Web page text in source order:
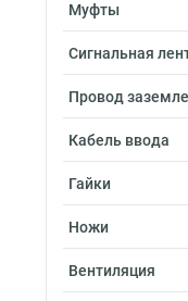
Муфты
Сигнальная
Провод
Кабель ввода
Гайки
Ножи
Вентиляция